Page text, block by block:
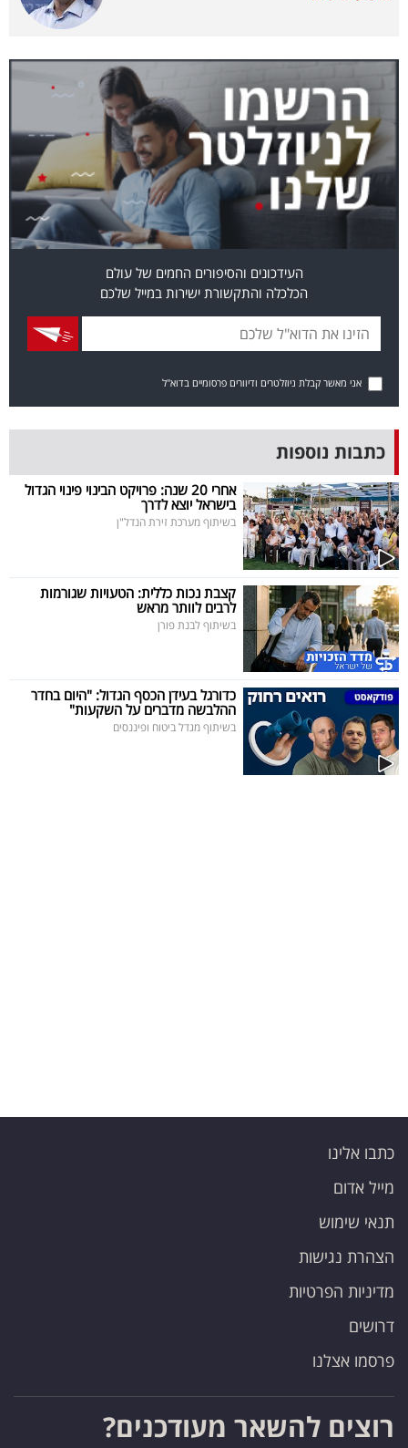
ניוזלטרים
מייל
אדום
אחרינו:
העידכונים והסיפורים החמים של עולם
הכלכלה והתקשורת ישירות במייל שלכם
אני מאשר קבלת ניוזלטרים ודיוורים פרסומיים בדוא"ל
כתבות נוספות
אחרי 20 שנה: פרויקט הבינוי פינוי הגדול
בישראל יוצא לדרך
בשיתוף מערכת זירת הנדל"ן
קצבת נכות כללית: הטעויות שגורמות
לרבים לוותר מראש
בשיתוף לבנת פורן
כדורגל בעידן הכסף הגדול: "היום בחדר
ההלבשה מדברים על השקעות"
בשיתוף מגדל ביטוח ופיננסים
כתבו אלינו
מייל אדום
תנאי שימוש
הצהרת נגישות
מדיניות הפרטיות
דרושים
פרסמו אצלנו
רוצים להשאר מעודכנים?